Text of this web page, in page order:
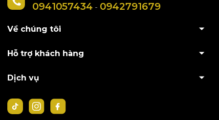
0941057434 - 0942791679
Về chúng tôi
Hỗ trợ khách hàng
Dịch vụ